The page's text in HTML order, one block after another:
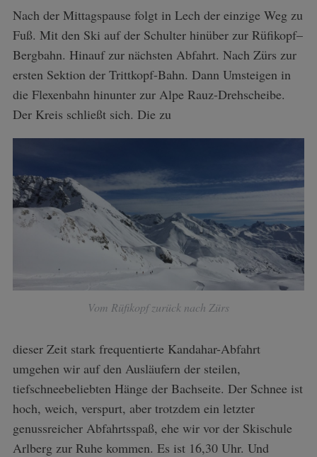
Nach der Mittagspause folgt in Lech der einzige Weg zu
Fuß. Mit den Ski auf der Schulter hinüber zur Rüfikopf–
Bergbahn. Hinauf zur nächsten Abfahrt. Nach Zürs zur
ersten Sektion der Trittkopf-Bahn. Dann Umsteigen in
die Flexenbahn hinunter zur Alpe Rauz-Drehscheibe.
Der Kreis schließt sich. Die zu
Vom Rüfikopf zurück nach Zürs
dieser Zeit stark frequentierte Kandahar-Abfahrt
umgehen wir auf den Ausläufern der steilen,
tiefschneebeliebten Hänge der Bachseite. Der Schnee ist
hoch, weich, verspurt, aber trotzdem ein letzter
genussreicher Abfahrtsspaß, ehe wir vor der Skischule
Arlberg zur Ruhe kommen. Es ist 16,30 Uhr. Und